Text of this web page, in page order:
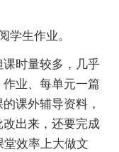
生作业。
时量较多，几乎
业、每单元一篇
课外辅导资料，
出来，还要完成
效率上大做文